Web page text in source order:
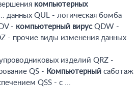
компьютерных
данных QUL - логическая бомба
- компьютерный вирусQDW -
- прочие виды изменения данных
изделий QRZ -
QS - Компьютерный саботаж
QSS - с ...